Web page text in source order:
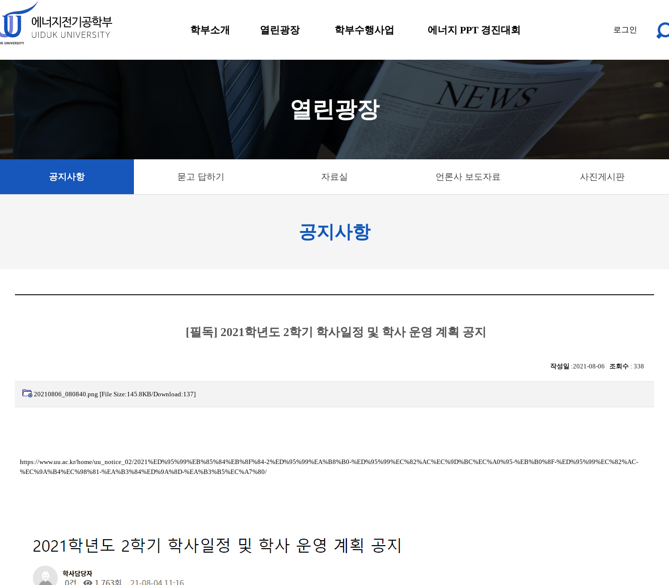
학부소개 열린광장 학부수행사업 에너지 PPT 경진대회 로그인
열린광장
공지사항 묻고 답하기 자료실 언론사 보도자료 사진게시판
공지사항
[필독] 2021학년도 2학기 학사일정 및 학사 운영 계획 공지
작성일 :2021-08-06 조회수 : 338
20210806_080840.png [File Size:145.8KB/Download:137]
https://www.uu.ac.kr/home/uu_notice_02/2021%ED%95%99%EB%85%84%EB%8F%84-2%ED%95%99%EA%B8%B0-%ED%95%99%EC%82%AC%EC%9D%BC%EC%A0%95-%EB%B0%8F-%ED%95%99%EC%82%AC-
%EC%9A%B4%EC%98%81-%EA%B3%84%ED%9A%8D-%EA%B3%B5%EC%A7%80/